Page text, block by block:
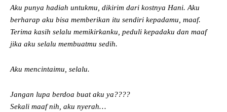
Aku punya hadiah untukmu, dikirim dari kostnya Hani. Aku
berharap aku bisa memberikan itu sendiri kepadamu, maaf.
Terima kasih selalu memikirkanku, peduli kepadaku dan maaf
jika aku selalu membuatmu sedih.
Aku mencintaimu, selalu.
Jangan lupa berdoa buat aku ya????
Sekali maaf nih, aku nyerah…